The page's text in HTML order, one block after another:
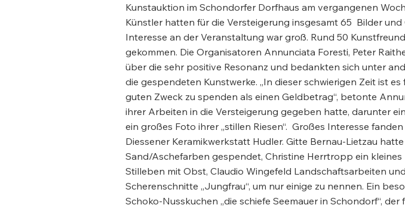
Kunstauktion im Schondorfer Dorfhaus am vergangenen
Künstler hatten für die Versteigerung insgesamt 65 Bilder
Interesse an der Veranstaltung war groß. Rund 50
gekommen. Die Organisatoren Annunciata Foresti, Peter
über die sehr positive Resonanz und bedankten sich unter
die gespendeten Kunstwerke. „In dieser schwierigen Zeit ist
guten Zweck zu spenden als einen Geldbetrag“, betonte
ihrer Arbeiten in die Versteigerung gegeben hatte, darunter
ein großes Foto ihrer „stillen Riesen“. Großes Interesse
Diessener Keramikwerkstatt Hudler. Gitte Bernau-Lietzau
Sand/Aschefarben gespendet, Christine Herrtropp ein
Stilleben mit Obst, Claudio Wingefeld Landschaftsarbeiten
Scherenschnitte „Jungfrau“, um nur einige zu nennen. Ein
Schoko-Nusskuchen „die schiefe Seemauer in Schondorf“,